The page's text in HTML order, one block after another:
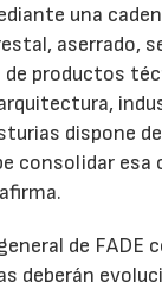
una
aserrado,
productos
dispone
consolidar esa
de FADE
deberán